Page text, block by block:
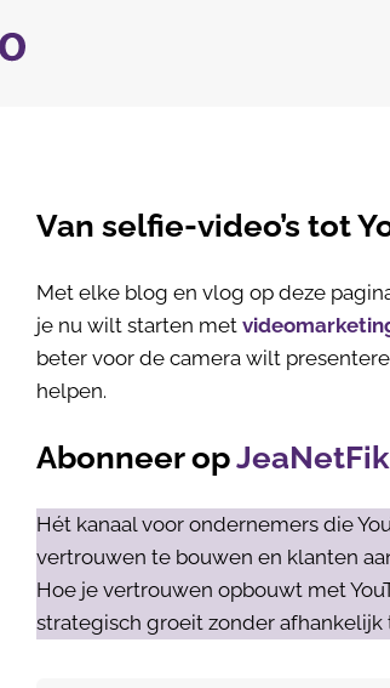
Van selfie-video’s tot
Met elke blog en vlog op deze
je nu wilt starten met
beter voor de camera wilt
helpen.
Abonneer op
Hét kanaal voor ondernemers die
vertrouwen te bouwen en klanten
Hoe je vertrouwen opbouwt met
strategisch groeit zonder